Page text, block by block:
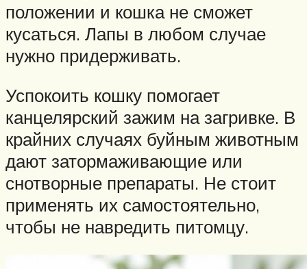
положении и кошка не сможет
кусаться. Лапы в любом случае
нужно придерживать.
Успокоить кошку помогает
канцелярский зажим на загривке. В
крайних случаях буйным животным
дают затормаживающие или
снотворные препараты. Не стоит
применять их самостоятельно,
чтобы не навредить питомцу.